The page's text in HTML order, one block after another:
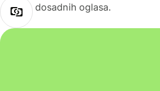
dosadnih oglasa.